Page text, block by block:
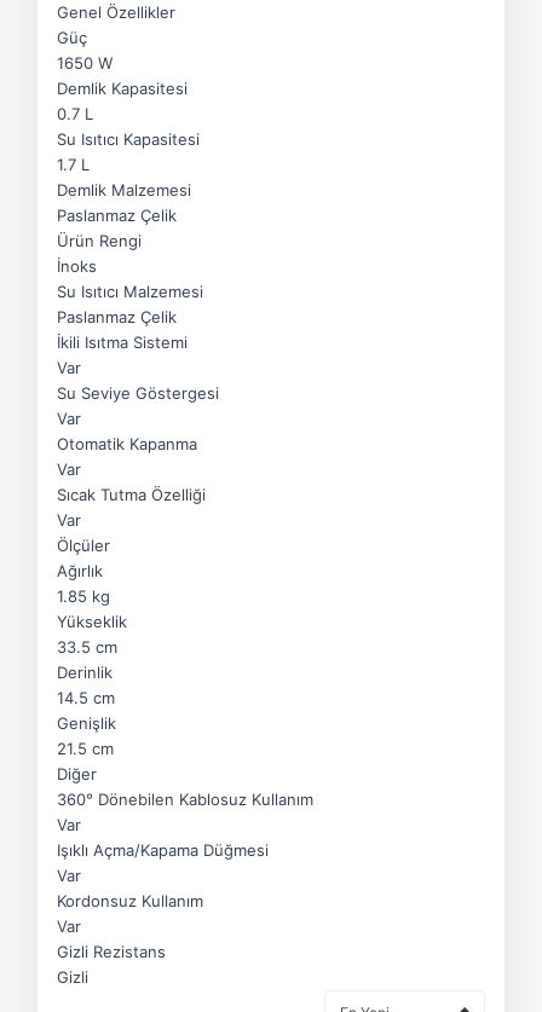
Genel Özellikler
Güç
1650 W
Demlik Kapasitesi
0.7 L
Su Isıtıcı Kapasitesi
1.7 L
Demlik Malzemesi
Paslanmaz Çelik
Ürün Rengi
İnoks
Su Isıtıcı Malzemesi
Paslanmaz Çelik
İkili Isıtma Sistemi
Var
Su Seviye Göstergesi
Var
Otomatik Kapanma
Var
Sıcak Tutma Özelliği
Var
Ölçüler
Ağırlık
1.85 kg
Yükseklik
33.5 cm
Derinlik
14.5 cm
Genişlik
21.5 cm
Diğer
360° Dönebilen Kablosuz Kullanım
Var
Işıklı Açma/Kapama Düğmesi
Var
Kordonsuz Kullanım
Var
Gizli Rezistans
Gizli